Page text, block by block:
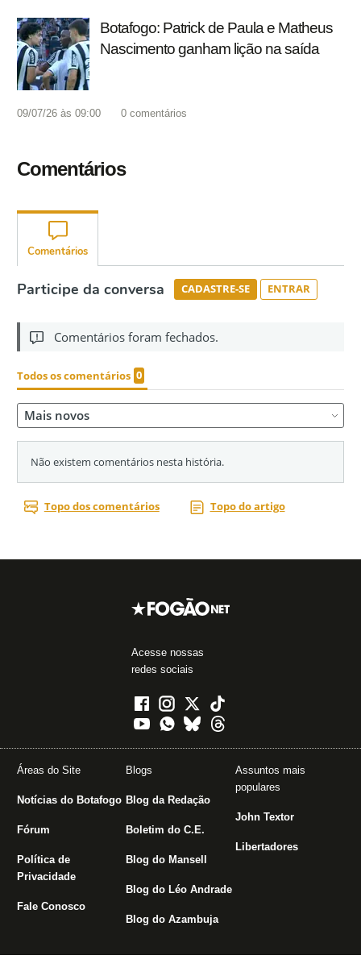
Botafogo: Patrick de Paula e Matheus
Nascimento ganham lição na saída
09/07/26 às 09:00 0 comentários
Comentários
Acesse nossas
redes sociais
Áreas do Site
Notícias do Botafogo
Fórum
Política de
Privacidade
Fale Conosco
Blogs
Blog da Redação
Boletim do C.E.
Blog do Mansell
Blog do Léo Andrade
Blog do Azambuja
Assuntos mais
populares
John Textor
Libertadores